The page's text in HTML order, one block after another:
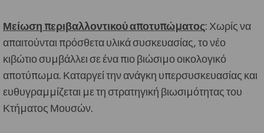
Μείωση περιβαλλοντικού αποτυπώματος: Χωρίς να
απαιτούνται πρόσθετα υλικά συσκευασίας, το νέο
κιβώτιο συμβάλλει σε ένα πιο βιώσιμο οικολογικό
αποτύπωμα. Καταργεί την ανάγκη υπερσυσκευασίας και
ευθυγραμμίζεται με τη στρατηγική βιωσιμότητας του
Κτήματος Μουσών.